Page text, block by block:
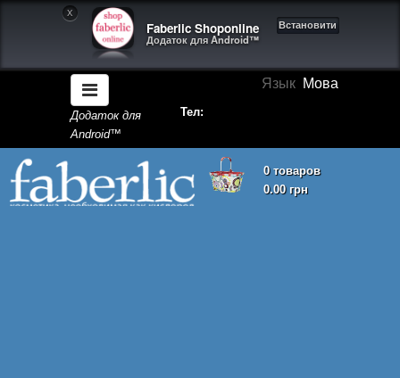
X
Faberlic Shoponline
Додаток для Android™
Встановити
Язык Мова
Додаток для
Android™
Тел:
0 товаров
0.00 грн
Кошик покупок порожній!